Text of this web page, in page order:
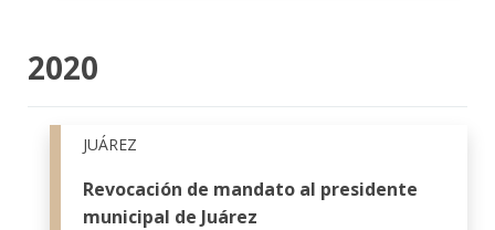
2020
JUÁREZ
Revocación de mandato al presidente
municipal de Juárez